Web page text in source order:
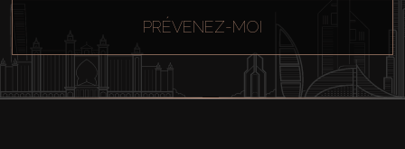
About Us
PRÉVENEZ-MOI